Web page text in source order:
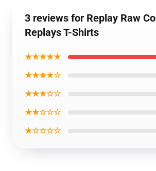
3 reviews for Replay Raw
Replays T-Shirts
★★★★★
★★★★☆
★★★☆☆
★★☆☆☆
★☆☆☆☆